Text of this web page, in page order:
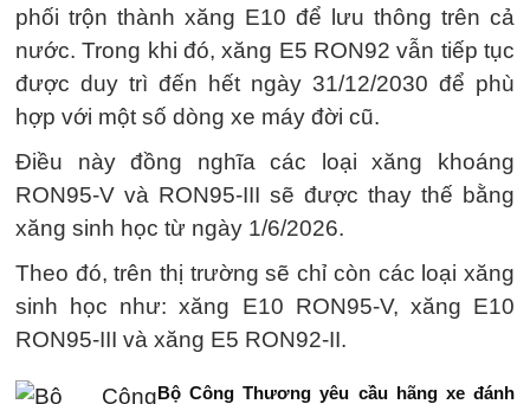
phối trộn thành xăng E10 để lưu thông trên cả
nước. Trong khi đó, xăng E5 RON92 vẫn tiếp tục
được duy trì đến hết ngày 31/12/2030 để phù
hợp với một số dòng xe máy đời cũ.
Điều này đồng nghĩa các loại xăng khoáng
RON95-V và RON95-III sẽ được thay thế bằng
xăng sinh học từ ngày 1/6/2026.
Theo đó, trên thị trường sẽ chỉ còn các loại xăng
sinh học như: xăng E10 RON95-V, xăng E10
RON95-III và xăng E5 RON92-II.
Bộ Công Thương yêu cầu hãng xe đánh